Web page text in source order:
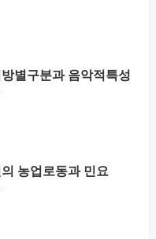
별구분과 음악적특성
농업로동과 민요